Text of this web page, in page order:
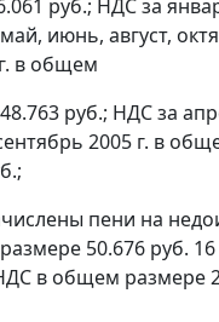
руб.; НДС за
июнь, август,
в общем
руб.; НДС за
2005 г. в
пени на
50.676 руб. 16
в общем размере